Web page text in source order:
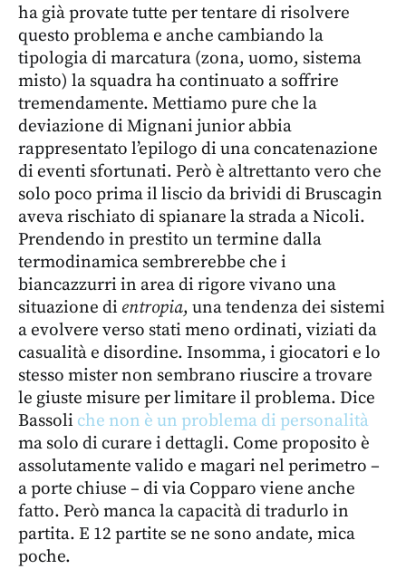
ha già provate tutte per tentare di risolvere
questo problema e anche cambiando la
tipologia di marcatura (zona, uomo, sistema
misto) la squadra ha continuato a soffrire
tremendamente. Mettiamo pure che la
deviazione di Mignani junior abbia
rappresentato l’epilogo di una concatenazione
di eventi sfortunati. Però è altrettanto vero che
solo poco prima il liscio da brividi di Bruscagin
aveva rischiato di spianare la strada a Nicoli.
Prendendo in prestito un termine dalla
termodinamica sembrerebbe che i
biancazzurri in area di rigore vivano una
situazione di entropia, una tendenza dei sistemi
a evolvere verso stati meno ordinati, viziati da
casualità e disordine. Insomma, i giocatori e lo
stesso mister non sembrano riuscire a trovare
le giuste misure per limitare il problema. Dice
Bassoli che non è un problema di personalità
ma solo di curare i dettagli. Come proposito è
assolutamente valido e magari nel perimetro –
a porte chiuse – di via Copparo viene anche
fatto. Però manca la capacità di tradurlo in
partita. E 12 partite se ne sono andate, mica
poche.